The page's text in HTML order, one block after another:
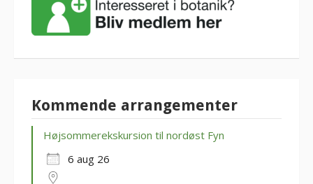
Kommende arrangementer
Højsommerekskursion til nordøst Fyn
6 aug 26